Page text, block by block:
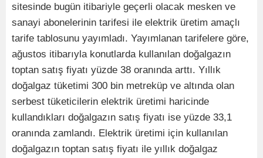
sitesinde bugün itibariyle geçerli olacak mesken ve
sanayi abonelerinin tarifesi ile elektrik üretim amaçlı
tarife tablosunu yayımladı. Yayımlanan tarifelere göre,
ağustos itibarıyla konutlarda kullanılan doğalgazın
toptan satış fiyatı yüzde 38 oranında arttı. Yıllık
doğalgaz tüketimi 300 bin metreküp ve altında olan
serbest tüketicilerin elektrik üretimi haricinde
kullandıkları doğalgazın satış fiyatı ise yüzde 33,1
oranında zamlandı. Elektrik üretimi için kullanılan
doğalgazın toptan satış fiyatı ile yıllık doğalgaz